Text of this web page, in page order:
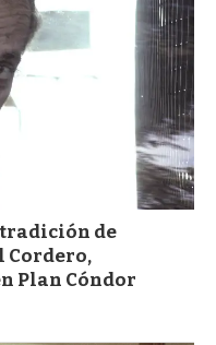
de
Cordero,
Plan Cóndor